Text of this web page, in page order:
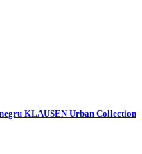
KLAUSEN Urban Collection